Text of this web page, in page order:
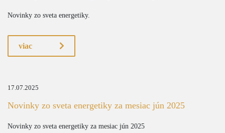
Novinky zo sveta energetiky.
viac
17.07.2025
Novinky zo sveta energetiky za mesiac jún 2025
Novinky zo sveta energetiky za mesiac jún 2025